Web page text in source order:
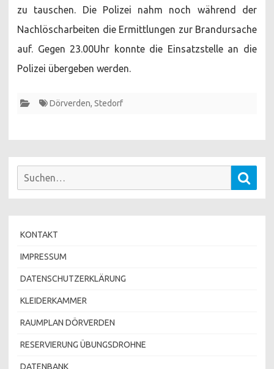
zu tauschen. Die Polizei nahm noch während der
Nachlöscharbeiten die Ermittlungen zur Brandursache
auf. Gegen 23.00Uhr konnte die Einsatzstelle an die
Polizei übergeben werden.
Dörverden, Stedorf
Suchen
KONTAKT
IMPRESSUM
DATENSCHUTZERKLÄRUNG
KLEIDERKAMMER
RAUMPLAN DÖRVERDEN
RESERVIERUNG ÜBUNGSDROHNE
DATENBANK